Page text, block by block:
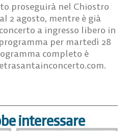
proseguirà nel Chiostro
2 agosto, mentre è già
a ingresso libero in
per martedì 28
completo è
interessare